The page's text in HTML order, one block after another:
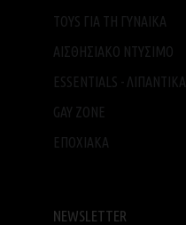
TOYS ΓΙΑ ΤH ΓΥΝΑΙΚΑ
ΑΙΣΘΗΣΙΑΚΟ ΝΤΥΣΙΜΟ
ESSENTIALS - ΛΙΠΑΝΤΙΚΑ
GAY ZONE
ΕΠΟΧΙΑΚΑ
NEWSLETTER